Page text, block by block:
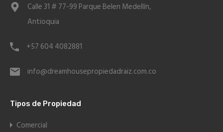
Calle 31 # 77-99 Parque Belen Medellín,
Antioquia
+57 604 4082881
info@dreamhousepropiedadraiz.com.co
Tipos de Propiedad
Comercial